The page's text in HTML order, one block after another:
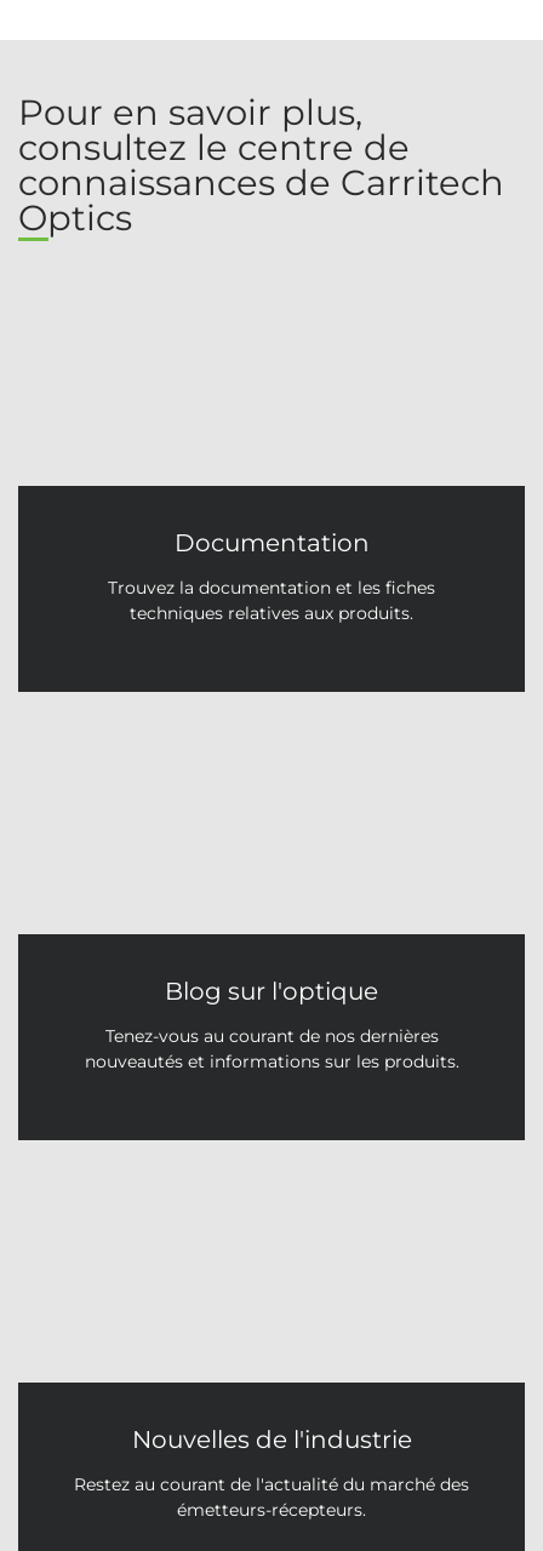
Pour en savoir plus,
consultez le centre de
connaissances de Carritech
Optics
Documentation
Trouvez la documentation et les fiches
techniques relatives aux produits.
Blog sur l'optique
Tenez-vous au courant de nos dernières
nouveautés et informations sur les produits.
Nouvelles de l'industrie
Restez au courant de l'actualité du marché des
émetteurs-récepteurs.